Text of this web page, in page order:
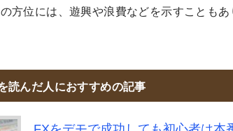
方位には、遊興や浪費などを示すこともあ
読んだ人におすすめの記事